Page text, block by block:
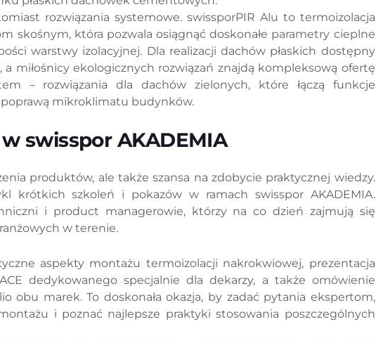
rozwiązania systemowe. swissporPIR Alu to termoizolacja
skośnym, która pozwala osiągnąć doskonałe parametry cieplne
warstwy izolacyjnej. Dla realizacji dachów płaskich dostępny
a miłośnicy ekologicznych rozwiązań znajdą kompleksową ofertę
– rozwiązania dla dachów zielonych, które łączą funkcje
mikroklimatu budynków.
swisspor AKADEMIA
produktów, ale także szansa na zdobycie praktycznej wiedzy.
krótkich szkoleń i pokazów w ramach swisspor AKADEMIA.
i product managerowie, którzy na co dzień zajmują się
w terenie.
aspekty montażu termoizolacji nakrokwiowej, prezentacja
dedykowanego specjalnie dla dekarzy, a także omówienie
obu marek. To doskonała okazja, by zadać pytania ekspertom,
i poznać najlepsze praktyki stosowania poszczególnych